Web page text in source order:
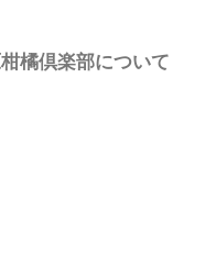
橘倶楽部について